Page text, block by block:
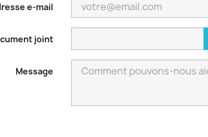
e-mail
joint
Message